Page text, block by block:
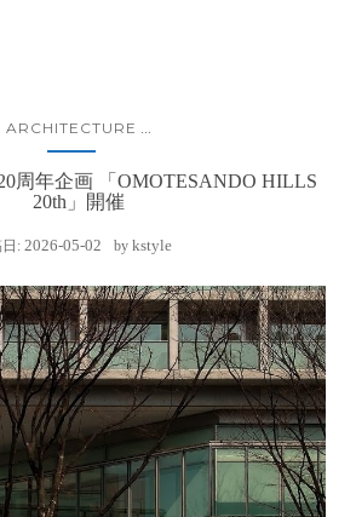
ARCHITECTURE ...
周年企画 「OMOTESANDO HILLS
20th」開催
: 2026-05-02 by kstyle